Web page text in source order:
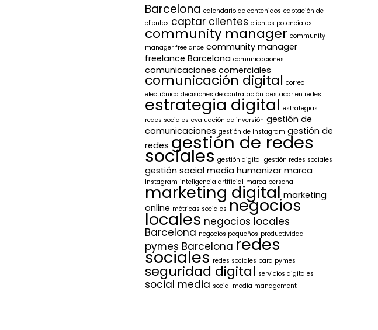
Barcelona calendario de contenidos captación de
clientes captar clientes clientes potenciales
community manager community
manager freelance community manager
freelance Barcelona comunicaciones
comunicaciones comerciales
comunicación digital correo
electrónico decisiones de contratación destacar en redes
estrategia digital estrategias
redes sociales evaluación de inversión gestión de
comunicaciones gestión de Instagram gestión de
redes gestión de redes
sociales gestión digital gestión redes sociales
gestión social media humanizar marca
Instagram inteligencia artificial marca personal
marketing digital marketing
online métricas sociales negocios
locales negocios locales
Barcelona negocios pequeños productividad
pymes Barcelona redes
sociales redes sociales para pymes
seguridad digital servicios digitales
social media social media management